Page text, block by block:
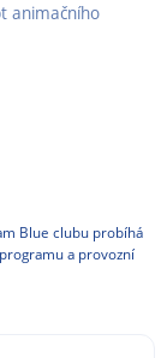
animačního
Blue clubu probíhá
a provozní